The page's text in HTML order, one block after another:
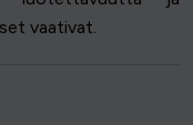
vaativat.